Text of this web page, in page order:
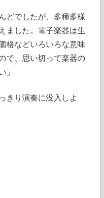
どでしたが、多種多様
ました。電子楽器は生
格などいろいろな意味
で、思い切って楽器の
」
きり演奏に没入しよ